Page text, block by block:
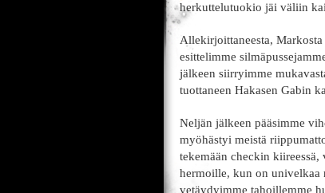
herkuttelutuokio jäi väliin
Allekirjoittaneesta, Markosta
esittelimme
jälkeen siirryimme
tuottaneen Hakasen Gabin
Neljän jälkeen pääsimme
myöhästyi meistä
tekemään checkin
hermoille, kun on univelkaa
vetäydyimme tahoillemme